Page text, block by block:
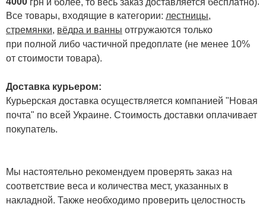
Все товары, входящие в категории: лестницы,
стремянки, вёдра и ванны отгружаются только
при полной либо частичной предоплате (не менее 10%
от стоимости товара).
Доставка курьером:
Курьерская доставка осуществляется компанией "Новая
почта" по всей Украине. Стоимость доставки оплачивает
покупатель.
Мы настоятельно рекомендуем проверять заказ на
соответствие веса и количества мест, указанных в
накладной. Также необходимо проверить целостность